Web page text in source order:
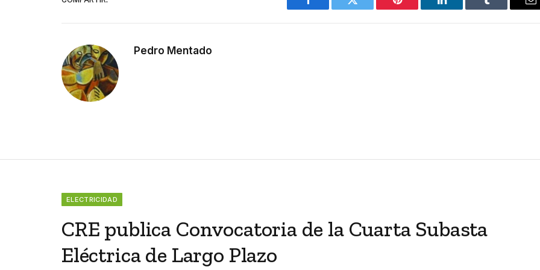
Facebook Twitter Pinterest LinkedIn Tumblr
Pedro Mentado
ELECTRICIDAD
CRE publica Convocatoria de la Cuarta Subasta
Eléctrica de Largo Plazo